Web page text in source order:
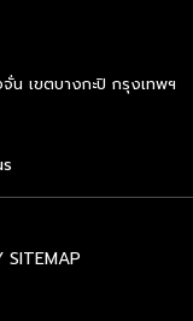
จัดการธุรกิจแฟรน
รุ่นที่ 29 ซึ่งเป็น
ศึกษา ที่มาร่วมบ่ม
จแฟรนไชส์อย่างเข้ม
เขตบางกะปิ กรุงเทพฯ
SITEMAP